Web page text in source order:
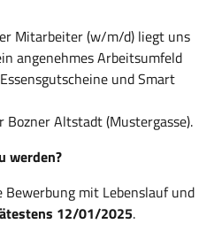
Mitarbeiter (w/m/d) liegt uns
angenehmes Arbeitsumfeld
und Smart
Altstadt (Mustergasse).
werden?
mit Lebenslauf und
12/01/2025.